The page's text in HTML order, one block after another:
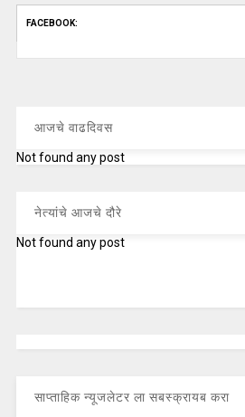
FACEBOOK:
आजचे वाढदिवस
Not found any post
नेत्यांचे आजचे दौरे
Not found any post
साप्ताहिक न्यूजलेटर ला सबस्क्रायब करा